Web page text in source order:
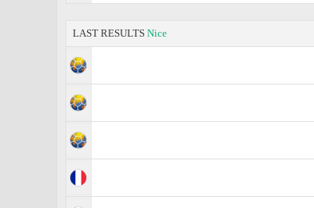
LAST RESULTS Nice